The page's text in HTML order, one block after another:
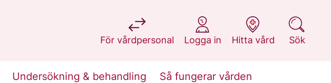
För vårdpersonal
på 1177.se
Logga in
på 1177.se
Hitta vård
på 1177.se
Sök
på 1177.se
Undersökning & behandling Så fungerar vården